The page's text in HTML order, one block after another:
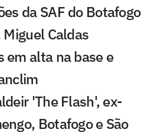
da SAF do Botafogo
Caldas
em alta na base e
'The Flash', ex-
Botafogo e São